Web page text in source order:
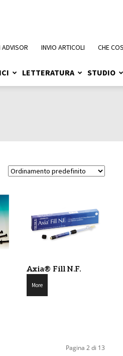
LETTERATURA STUDIO
ADVISOR INVIO ARTICOLI CHE
Axia® Fill N.F.
More
Pagina 2 di 13